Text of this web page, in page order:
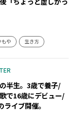
もや 生き方
半生。3歳で養子/
で16歳にデビュー/
イブ開催。